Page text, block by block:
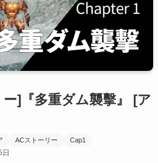
ー]『多重ダム襲擊』 [ア
ACストーリー Cap1